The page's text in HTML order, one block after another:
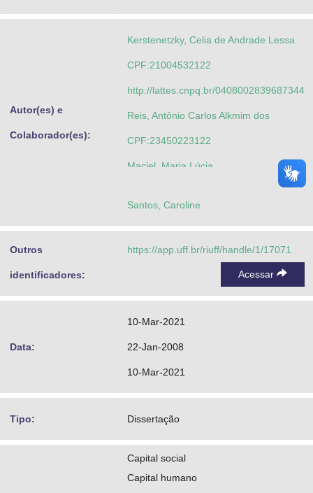
Autor(es) e
Colaborador(es):
Kerstenetzky, Celia de Andrade Lessa
CPF:21004532122
http://lattes.cnpq.br/0408002839687344
Reis, Antônio Carlos Alkmim dos
CPF:23450223122
Maciel, Maria Lúcia
http://lattes.cnpq.br/6687968402460271
Santos, Caroline
Outros
identificadores:
https://app.uff.br/riuff/handle/1/17071
Acessar
Data:
10-Mar-2021
22-Jan-2008
10-Mar-2021
Tipo: Dissertação
Capital social
Capital humano